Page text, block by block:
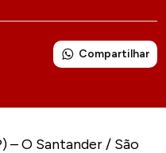
Compartilhar
– O Santander / São